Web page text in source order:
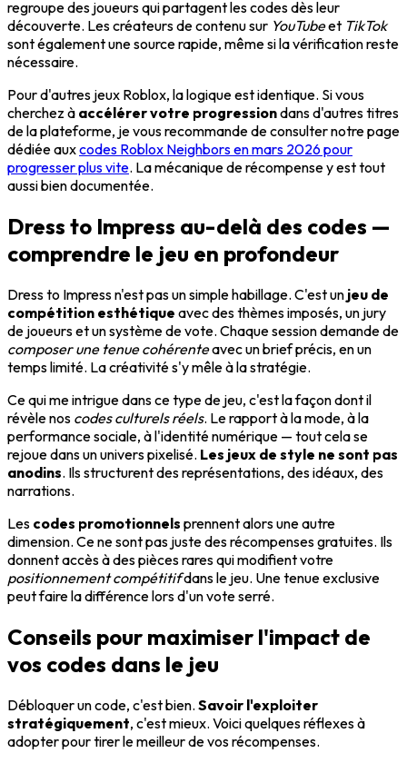
regroupe des joueurs qui partagent les codes dès leur
découverte. Les créateurs de contenu sur YouTubeet TikTok
sont également une source rapide, même si la vérification reste
nécessaire.
Pour d'autres jeux Roblox, la logique est identique. Si vous
cherchez à accélérer votre progressiondans d'autres titres
de la plateforme, je vous recommande de consulter notre page
dédiée auxcodes Roblox Neighbors en mars 2026 pour
progresser plus vite. La mécanique de récompense y est tout
aussi bien documentée.
Dress to Impress au-delà des codes —
comprendre le jeu en profondeur
Dress to Impress n'est pas un simple habillage. C'est un jeu de
compétition esthétique avec des thèmes imposés, un jury
de joueurs et un système de vote. Chaque session demande de
composer une tenue cohérenteavec un brief précis, en un
temps limité. La créativité s'y mêle à la stratégie.
Ce qui me intrigue dans ce type de jeu, c'est la façon dont il
révèle nos codes culturels réels. Le rapport à la mode, à la
performance sociale, à l'identité numérique — tout cela se
rejoue dans un univers pixelisé. Les jeux de style ne sont pas
anodins. Ils structurent des représentations, des idéaux, des
narrations.
Les codes promotionnels prennent alors une autre
dimension. Ce ne sont pas juste des récompenses gratuites. Ils
donnent accès à des pièces rares qui modifient votre
positionnement compétitifdans le jeu. Une tenue exclusive
peut faire la différence lors d'un vote serré.
Conseils pour maximiser l'impact de
vos codes dans le jeu
Débloquer un code, c'est bien. Savoir l'exploiter
stratégiquement, c'est mieux. Voici quelques réflexes à
adopter pour tirer le meilleur de vos récompenses.